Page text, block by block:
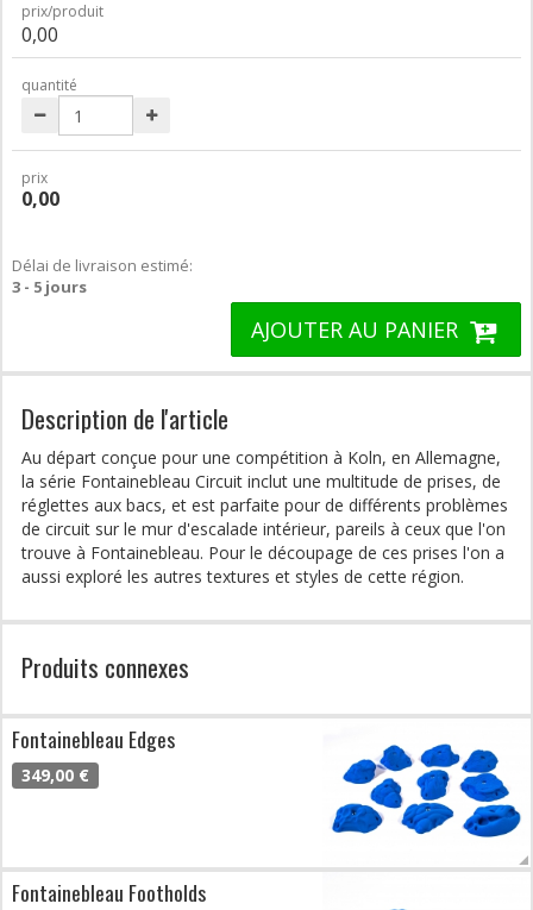
prix/produit
0,00
quantité
prix
0,00
Délai de livraison estimé:
3 - 5 jours
AJOUTER AU PANIER
Description de l'article
Au départ conçue pour une compétition à Koln, en Allemagne,
la série Fontainebleau Circuit inclut une multitude de prises, de
réglettes aux bacs, et est parfaite pour de différents problèmes
de circuit sur le mur d'escalade intérieur, pareils à ceux que l'on
trouve à Fontainebleau. Pour le découpage de ces prises l'on a
aussi exploré les autres textures et styles de cette région.
Produits connexes
Fontainebleau Edges
349,00 €
Fontainebleau Footholds